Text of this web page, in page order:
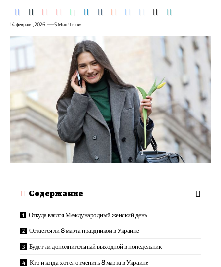
14 февраля, 2026 5 Мин Чтения
Содержание
Откуда взялся Международный женский день
Остается ли 8 марта праздником в Украине
Будет ли дополнительный выходной в понедельник
Кто и когда хотел отменить 8 марта в Украине